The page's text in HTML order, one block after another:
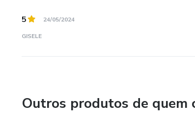
5 24/05/2024
GISELE
Outros produtos de quem